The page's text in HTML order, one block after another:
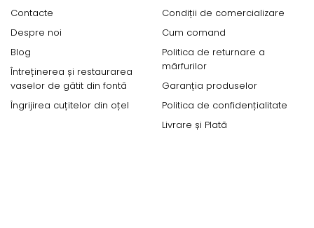
Contacte
Despre noi
Blog
Întreținerea și restaurarea
vaselor de gătit din fontă
Îngrijirea cuțitelor din oțel
Condiții de comercializare
Cum comand
Politica de returnare a
mărfurilor
Garanția produselor
Politica de confidențialitate
Livrare și Plată